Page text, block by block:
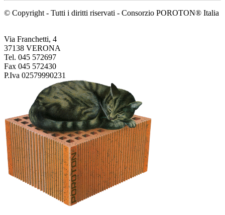
© Copyright - Tutti i diritti riservati - Consorzio POROTON® Italia
Via Franchetti, 4
37138 VERONA
Tel. 045 572697
Fax 045 572430
P.Iva 02579990231